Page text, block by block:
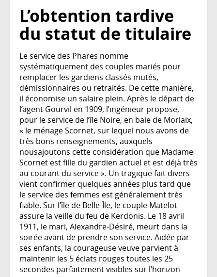
L’obtention tardive
du statut de titulaire
Le service des Phares nomme
systématiquement des couples mariés pour
remplacer les gardiens classés mutés,
démissionnaires ou retraités. De cette manière,
il économise un salaire plein. Après le départ de
l’agent Gourvil en 1909, l’ingénieur propose,
pour le service de l’île Noire, en baie de Morlaix,
« le ménage Scornet, sur lequel nous avons de
très bons renseignements, auxquels
nousajoutons cette considération que Madame
Scornet est fille du gardien actuel et est déjà très
au courant du service ». Un tragique fait divers
vient confirmer quelques années plus tard que
le service des femmes est généralement très
fiable. Sur l’île de Belle-Île, le couple Matelot
assure la veille du feu de Kerdonis. Le 18 avril
1911, le mari, Alexandre-Désiré, meurt dans la
soirée avant de prendre son service. Aidée par
ses enfants, la courageuse veuve parvient à
maintenir les 5 éclats rouges toutes les 25
secondes parfaitement visibles sur l’horizon